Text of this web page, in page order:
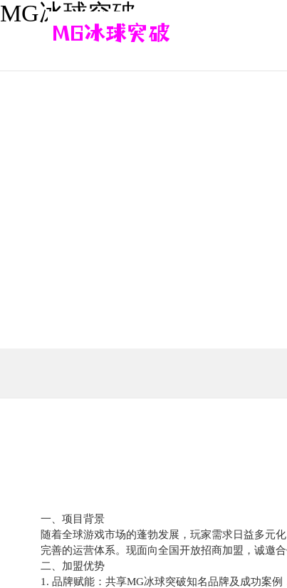
MG冰球突破
一、项目背景
随着全球游戏市场的蓬勃发展，玩家需求日益多元
完善的运营体系。现面向全国开放招商加盟，诚邀
二、加盟优势
1. 品牌赋能：共享MG冰球突破知名品牌及成功案例